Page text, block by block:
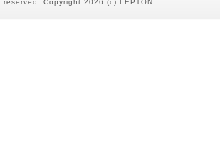
reserved. Copyright 2026 (c) LEPTON.